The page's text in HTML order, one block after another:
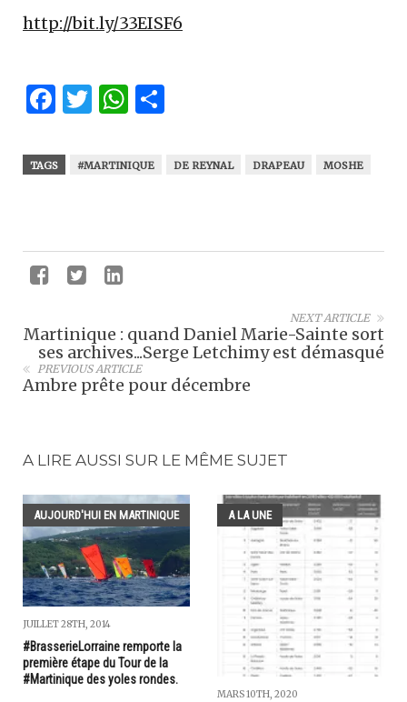
http://bit.ly/33EISF6
Facebook
Twitter
WhatsApp
TAGS #MARTINIQUE DE REYNAL DRAPEAU MOSHE
NEXT ARTICLE
Martinique : quand Daniel Marie-Sainte sort
ses archives...Serge Letchimy est démasqué
PREVIOUS ARTICLE
Ambre prête pour décembre
A LIRE AUSSI SUR LE MÊME SUJET
AUJOURD'HUI EN MARTINIQUE
JUILLET 28TH, 2014
#BrasserieLorraine remporte la
première étape du Tour de la
#Martinique des yoles rondes.
A LA UNE
MARS 10TH, 2020